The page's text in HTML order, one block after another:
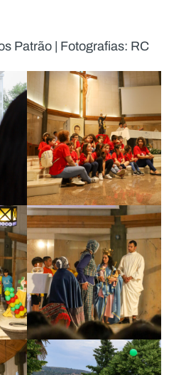
Patrão | Fotografias: RC